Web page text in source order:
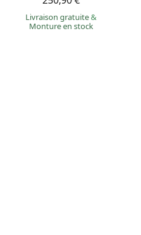
Livraison gratuite&
Monture en stock